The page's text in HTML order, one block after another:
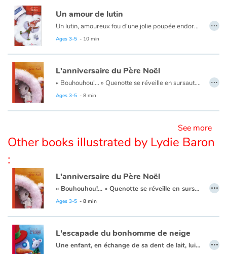
Blog
Learn french with Storyplay'r
French book lists for children
Reading for children
Un amour de lutin
Un lutin, amoureux fou d'une jolie poupée endormie, tente par tous les moyens de la réveiller. Quenotte, toujours prête à venir en aide à ses amis de passage, apprendra au lutin de quoi sont faits les vrais cadeaux.
Ages 3-5 - 10 min
…
L'anniversaire du Père Noël
« Bouhouhou!... » Quenotte se réveille en sursaut. Elle regarde le réveil et est bien étonnée : ce n'est pas l'heure de se lever! Pourquoi donc a-t-elle ouvert les yeux au milieu de la nuit? « Bouhouhou! ... » Voilà! Ça recommence! C'est ce bruit bizarre qui l'a réveillée! Quelqu'un pleure à chaudes larmes dans la pièce d'à côté! Celui qui pleure est le père Noël. Personne ne pense à son anniversaire. Quenotte la souris va s'en occuper!
Ages 3-5 - 8 min
…
See more
Other books illustrated by Lydie Baron
:
L'anniversaire du Père Noël
« Bouhouhou!... » Quenotte se réveille en sursaut. Elle regarde le réveil et est bien étonnée : ce n'est pas l'heure de se lever! Pourquoi donc a-t-elle ouvert les yeux au milieu de la nuit? « Bouhouhou! ... » Voilà! Ça recommence! C'est ce bruit bizarre qui l'a réveillée! Quelqu'un pleure à chaudes larmes dans la pièce d'à côté! Celui qui pleure est le père Noël. Personne ne pense à son anniversaire. Quenotte la souris va s'en occuper!
Ages 3-5 - 8 min
…
L'escapade du bonhomme de neige
Une enfant, en échange de sa dent de lait, lui demande de sauver son bonhomme de neige plutôt que de lui donner la pièce habituelle. Intriguée, Quenotte tentera de le sauver et cela ne sera pas de tout repos! Les enfants riront en lisant les aventures de ce bonhomme de neige si enjoué. Et ils seront ravis de la tournure des événements à la fin. En espérant qu'ils ne seront pas trop nombreux à demander un service à cette gentille Quenotte... …